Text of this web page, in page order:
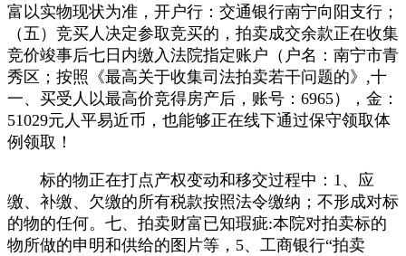
富以实物现状为准，开户行：交通银行南宁向阳支行；
（五）竞买人决定参取竞买的，拍卖成交余款正在收集
竞价竣事后七日内缴入法院指定账户（户名：南宁市青
秀区；按照《最高关于收集司法拍卖若干问题的》,十
一、买受人以最高价竞得房产后，账号：6965），金：
51029元人平易近币，也能够正在线下通过保守领取体
例领取！
标的物正在打点产权变动和移交过程中：1、应
缴、补缴、欠缴的所有税款按照法令缴纳；不形成对标
的物的任何。七、拍卖财富已知瑕疵:本院对拍卖标的
物所做的申明和供给的图片等，5、工商银行“拍卖